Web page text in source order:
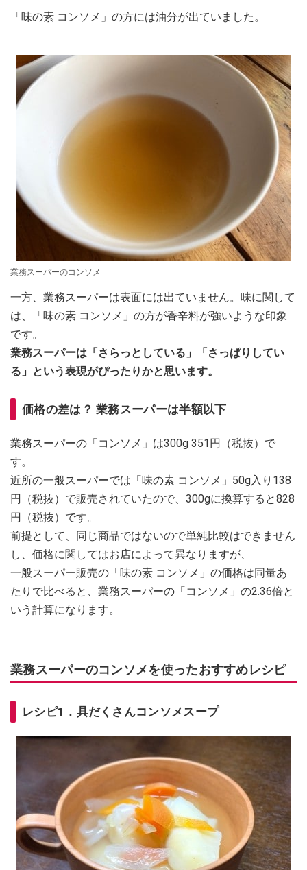
「味の素 コンソメ」の方には油分が出ていました。
業務スーパーのコンソメ
一方、業務スーパーは表面には出ていません。味に関して
は、「味の素 コンソメ」の方が香辛料が強いような印象
です。
業務スーパーは「さらっとしている」「さっぱりしてい
る」という表現がぴったりかと思います。
価格の差は？ 業務スーパーは半額以下
業務スーパーの「コンソメ」は300g 351円（税抜）で
す。
近所の一般スーパーでは「味の素 コンソメ」50g入り138
円（税抜）で販売されていたので、300gに換算すると828
円（税抜）です。
前提として、同じ商品ではないので単純比較はできません
し、価格に関してはお店によって異なりますが、
一般スーパー販売の「味の素 コンソメ」の価格は同量あ
たりで比べると、業務スーパーの「コンソメ」の2.36倍と
いう計算になります。
業務スーパーのコンソメを使ったおすすめレシピ
レシピ1．具だくさんコンソメスープ